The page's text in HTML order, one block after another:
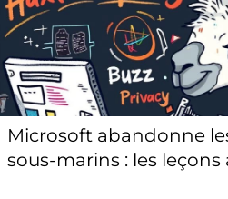
Microsoft abandonne
sous-marins : les leçons